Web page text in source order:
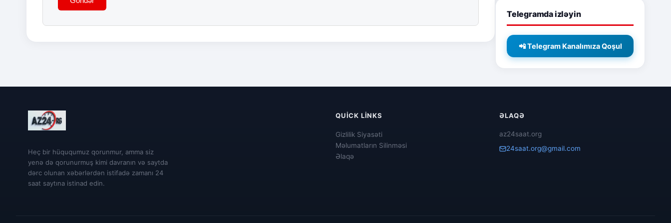
Telegramda izləyin
📲 Telegram Kanalımıza Qoşul
Heç bir hüququmuz qorunmur, amma siz
yenə də qorunurmuş kimi davranın və saytda
dərc olunan xəbərlərdən istifadə zamanı 24
saat saytına istinad edin.
QUICK LINKS
Gizlilik Siyasəti
Məlumatların Silinməsi
Əlaqə
ƏLAQƏ
az24saat.org
24saat.org@gmail.com